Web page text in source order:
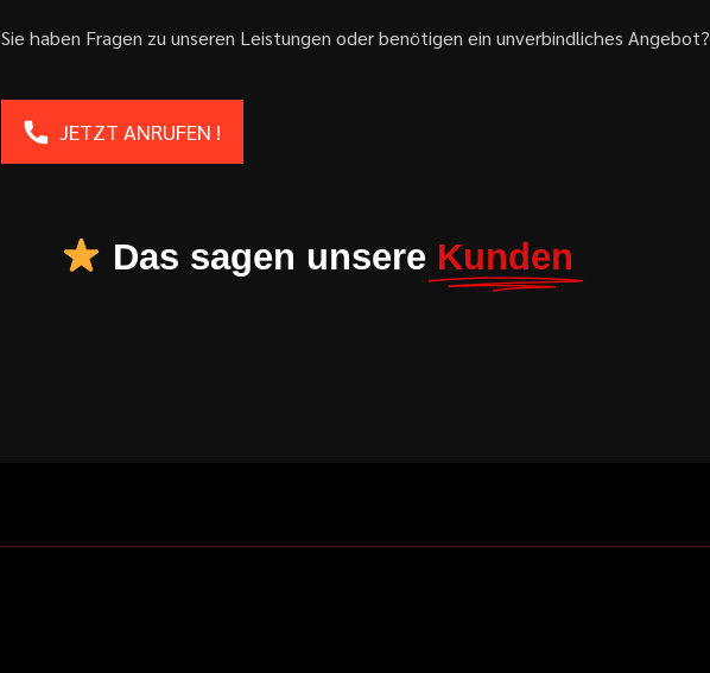
Sie haben Fragen zu unseren Leistungen oder benötigen ein unverbindliches Angebot?
JETZT ANRUFEN !
Das sagen unsere Kunden